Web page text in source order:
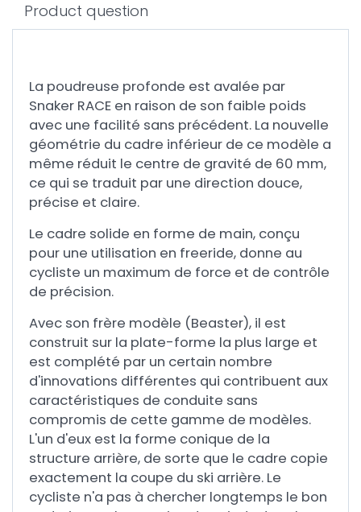
Product question
La poudreuse profonde est avalée par
Snaker RACE en raison de son faible poids
avec une facilité sans précédent. La nouvelle
géométrie du cadre inférieur de ce modèle a
même réduit le centre de gravité de 60 mm,
ce qui se traduit par une direction douce,
précise et claire.
Le cadre solide en forme de main, conçu
pour une utilisation en freeride, donne au
cycliste un maximum de force et de contrôle
de précision.
Avec son frère modèle (Beaster), il est
construit sur la plate-forme la plus large et
est complété par un certain nombre
d'innovations différentes qui contribuent aux
caractéristiques de conduite sans
compromis de cette gamme de modèles.
L'un d'eux est la forme conique de la
structure arrière, de sorte que le cadre copie
exactement la coupe du ski arrière. Le
cycliste n'a pas à chercher longtemps le bon